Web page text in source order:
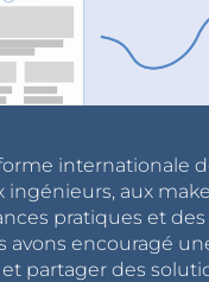
internationale
ingénieurs, aux
pratiques et
avons encouragé
partager des